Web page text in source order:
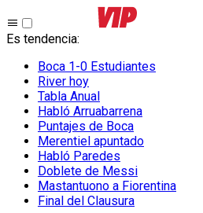
Es tendencia:
Boca 1-0 Estudiantes
River hoy
Tabla Anual
Habló Arruabarrena
Puntajes de Boca
Merentiel apuntado
Habló Paredes
Doblete de Messi
Mastantuono a Fiorentina
Final del Clausura